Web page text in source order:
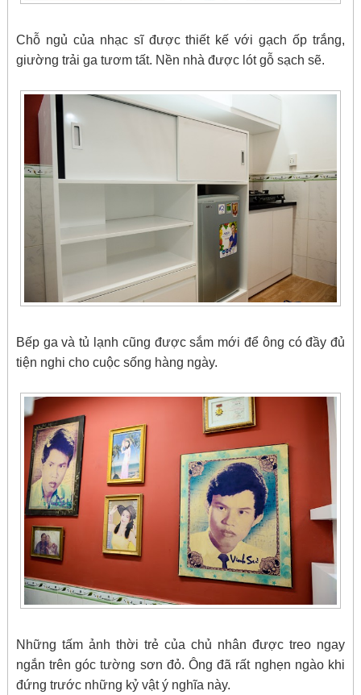
Chỗ ngủ của nhạc sĩ được thiết kế với gạch ốp trắng,
giường trải ga tươm tất. Nền nhà được lót gỗ sạch sẽ.
Bếp ga và tủ lạnh cũng được sắm mới để ông có đầy đủ
tiện nghi cho cuộc sống hàng ngày.
Những tấm ảnh thời trẻ của chủ nhân được treo ngay
ngắn trên góc tường sơn đỏ. Ông đã rất nghẹn ngào khi
đứng trước những kỷ vật ý nghĩa này.